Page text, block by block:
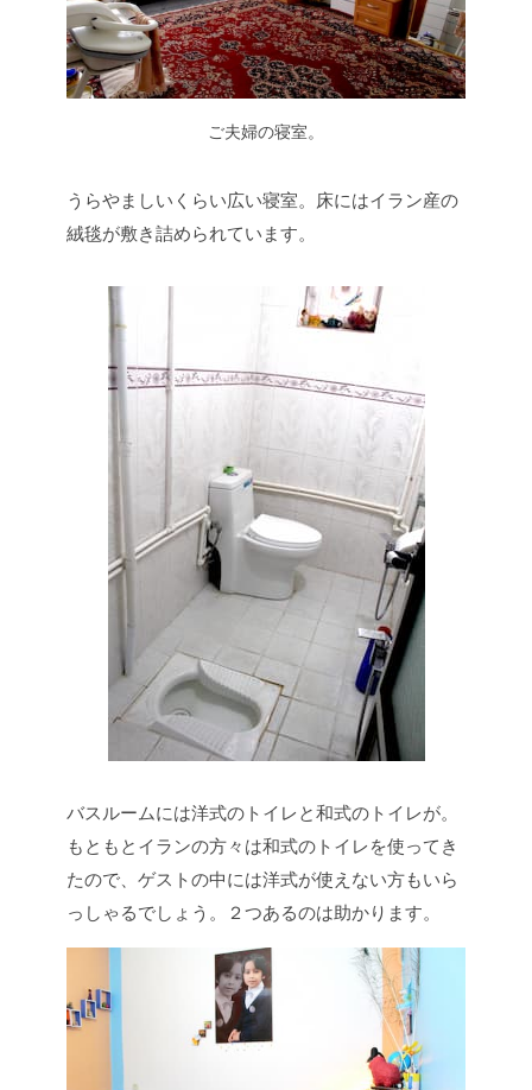
ご夫婦の寝室。
うらやましいくらい広い寝室。床にはイラン産の
絨毯が敷き詰められています。
バスルームには洋式のトイレと和式のトイレが。
もともとイランの方々は和式のトイレを使ってき
たので、ゲストの中には洋式が使えない方もいら
っしゃるでしょう。２つあるのは助かります。